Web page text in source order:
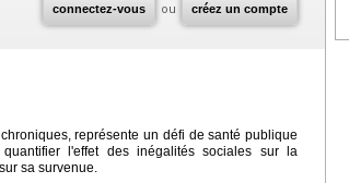
connectez-vous ou créez un compte
représente un défi de santé publique
l'effet des inégalités sociales sur la
sa survenue.